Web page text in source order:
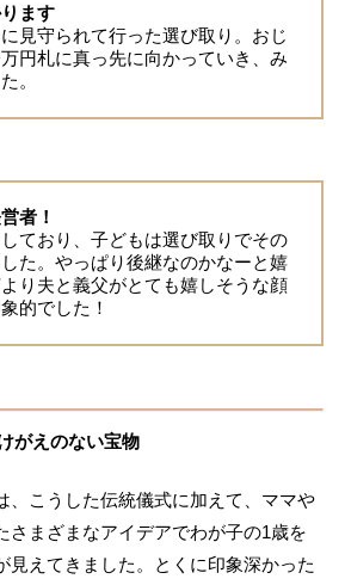
ます
見守られて行った選び取り。おじ
円札に真っ先に向かっていき、み
。
者！
ており、子どもは選び取りでその
た。やっぱり後継なのかなーと嬉
り夫と義父がとても嬉しそうな顔
的でした！
がえのない宝物
、こうした伝統儀式に加えて、ママや
さまざまなアイデアでわが子の1歳を
見えてきました。とくに印象深かった